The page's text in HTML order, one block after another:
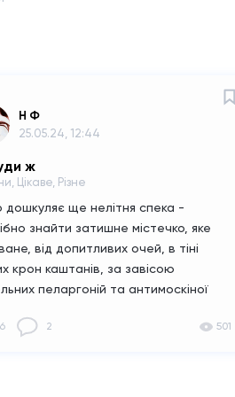
Н Ф
25.05.24, 12:44
ж
Цікаве, Різне
дошкуляє ще нелітня спека -
знайти затишне містечко, яке
від допитливих очей, в тіні
крон каштанів, за завісою
пеларгоній та антимоскіної
з льодом та улюблений гаджет.
6 2 501